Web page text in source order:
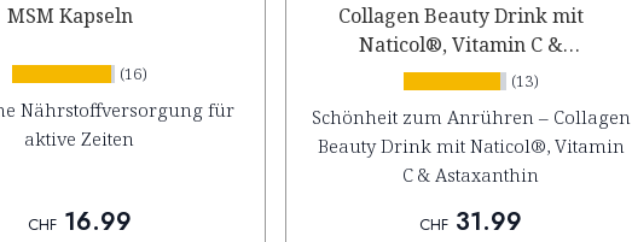
MSM Kapseln
(16)
Nährstoffversorgung für
aktive Zeiten
CHF16.99
Collagen Beauty Drink mit
Naticol®, Vitamin C &
Astaxanthin(13)
Schönheit zum Anrühren – Collagen
Beauty Drink mit Naticol®, Vitamin
C & Astaxanthin
CHF 31.99